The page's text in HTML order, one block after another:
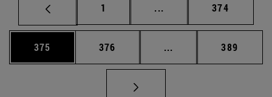
Página
1 ... Páginas intermedias
Página
374
Página
375 Página
376 ... Páginas intermedias
Página
389